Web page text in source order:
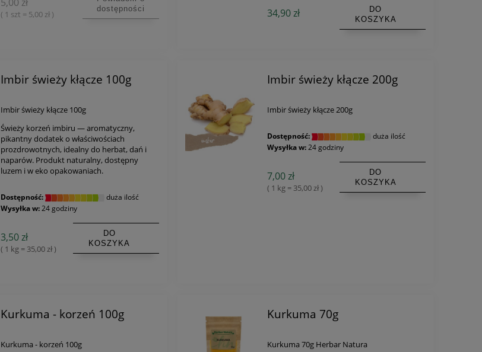
5,00 zł
( 1 szt = 5,00 zł )
dostępności
34,90 zł
DO
KOSZYKA
Imbir świeży kłącze 100g
Imbir świeży kłącze 100g
Świeży korzeń imbiru — aromatyczny,
pikantny dodatek o właściwościach
prozdrowotnych, idealny do herbat, dań i
naparów. Produkt naturalny, dostępny
luzem i w eko opakowaniach.
Dostępność:
duża ilość
Wysyłka w: 24 godziny
3,50 zł
( 1 kg = 35,00 zł )
DO
KOSZYKA
Imbir świeży kłącze 200g
Imbir świeży kłącze 200g
Dostępność:
duża ilość
Wysyłka w: 24 godziny
7,00 zł
( 1 kg = 35,00 zł )
DO
KOSZYKA
Kurkuma - korzeń 100g
Kurkuma - korzeń 100g
Kurkuma 70g
Kurkuma 70g Herbar Natura